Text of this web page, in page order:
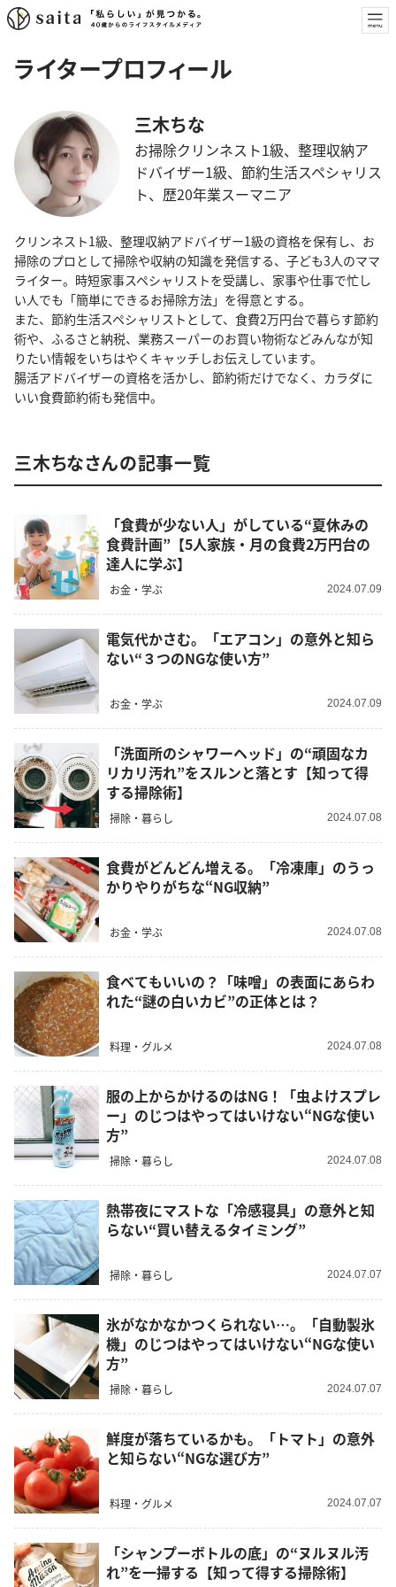
ライタープロフィール
三木ちな
お掃除クリンネスト1級、整理収納ア
ドバイザー1級、節約生活スペシャリス
ト、歴20年業スーマニア
クリンネスト1級、整理収納アドバイザー1級の資格を保有し、お
掃除のプロとして掃除や収納の知識を発信する、子ども3人のママ
ライター。時短家事スペシャリストを受講し、家事や仕事で忙し
い人でも「簡単にできるお掃除方法」を得意とする。
また、節約生活スペシャリストとして、食費2万円台で暮らす節約
術や、ふるさと納税、業務スーパーのお買い物術などみんなが知
りたい情報をいちはやくキャッチしお伝えしています。
腸活アドバイザーの資格を活かし、節約術だけでなく、カラダに
いい食費節約術も発信中。
三木ちなさんの記事一覧
「食費が少ない人」がしている“夏休みの
食費計画”【5人家族・月の食費2万円台の
達人に学ぶ】
お金・学ぶ 2024.07.09
電気代かさむ。「エアコン」の意外と知ら
ない“３つのNGな使い方”
お金・学ぶ 2024.07.09
「洗面所のシャワーヘッド」の“頑固なカ
リカリ汚れ”をスルンと落とす【知って得
する掃除術】
掃除・暮らし 2024.07.08
食費がどんどん増える。「冷凍庫」のうっ
かりやりがちな“NG収納”
お金・学ぶ 2024.07.08
食べてもいいの？「味噌」の表面にあらわ
れた“謎の白いカビ”の正体とは？
料理・グルメ 2024.07.08
服の上からかけるのはNG！「虫よけスプレ
ー」のじつはやってはいけない“NGな使い
方”
掃除・暮らし 2024.07.08
熱帯夜にマストな「冷感寝具」の意外と知
らない“買い替えるタイミング”
掃除・暮らし 2024.07.07
氷がなかなかつくられない…。「自動製氷
機」のじつはやってはいけない“NGな使い
方”
掃除・暮らし 2024.07.07
鮮度が落ちているかも。「トマト」の意外
と知らない“NGな選び方”
料理・グルメ 2024.07.07
「シャンプーボトルの底」の“ヌルヌル汚
れ”を一掃する【知って得する掃除術】